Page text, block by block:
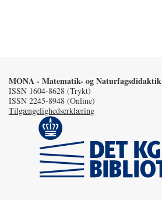
MONA - Matematik- og Naturfagsdidaktik
ISSN 1604-8628 (Trykt)
ISSN 2245-8948 (Online)
Tilgængelighedserklæring